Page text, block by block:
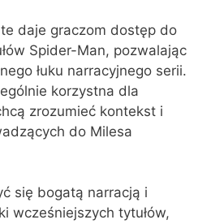
daje graczom dostęp do
Spider-Man, pozwalając
łuku narracyjnego serii.
korzystna dla
zrozumieć kontekst i
do Milesa
się bogatą narracją i
wcześniejszych tytułów,